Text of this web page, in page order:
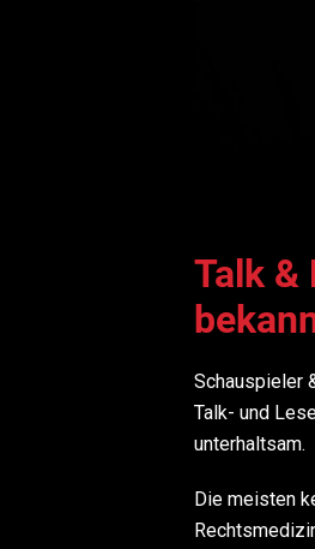
Talk &
Schauspieler
Talk- und
unterhaltsam.
Die meisten